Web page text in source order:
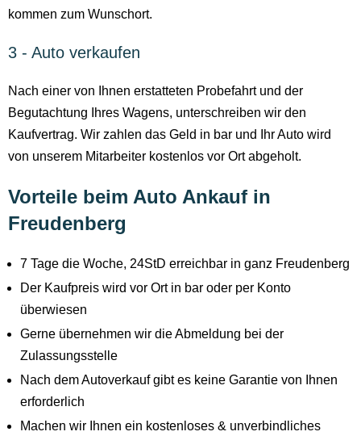
kommen zum Wunschort.
3 - Auto verkaufen
Nach einer von Ihnen erstatteten Probefahrt und der
Begutachtung Ihres Wagens, unterschreiben wir den
Kaufvertrag. Wir zahlen das Geld in bar und Ihr Auto wird
von unserem Mitarbeiter kostenlos vor Ort abgeholt.
Vorteile beim Auto Ankauf in
Freudenberg
7 Tage die Woche, 24StD erreichbar in ganz Freudenberg
Der Kaufpreis wird vor Ort in bar oder per Konto
überwiesen
Gerne übernehmen wir die Abmeldung bei der
Zulassungsstelle
Nach dem Autoverkauf gibt es keine Garantie von Ihnen
erforderlich
Machen wir Ihnen ein kostenloses & unverbindliches